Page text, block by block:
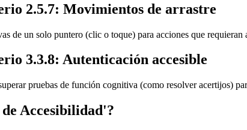
2.5.7: Movimientos de arrastre
de un solo puntero (clic o toque) para acciones que requieran
3.3.8: Autenticación accesible
pruebas de función cognitiva (como resolver acertijos)
Accesibilidad'?